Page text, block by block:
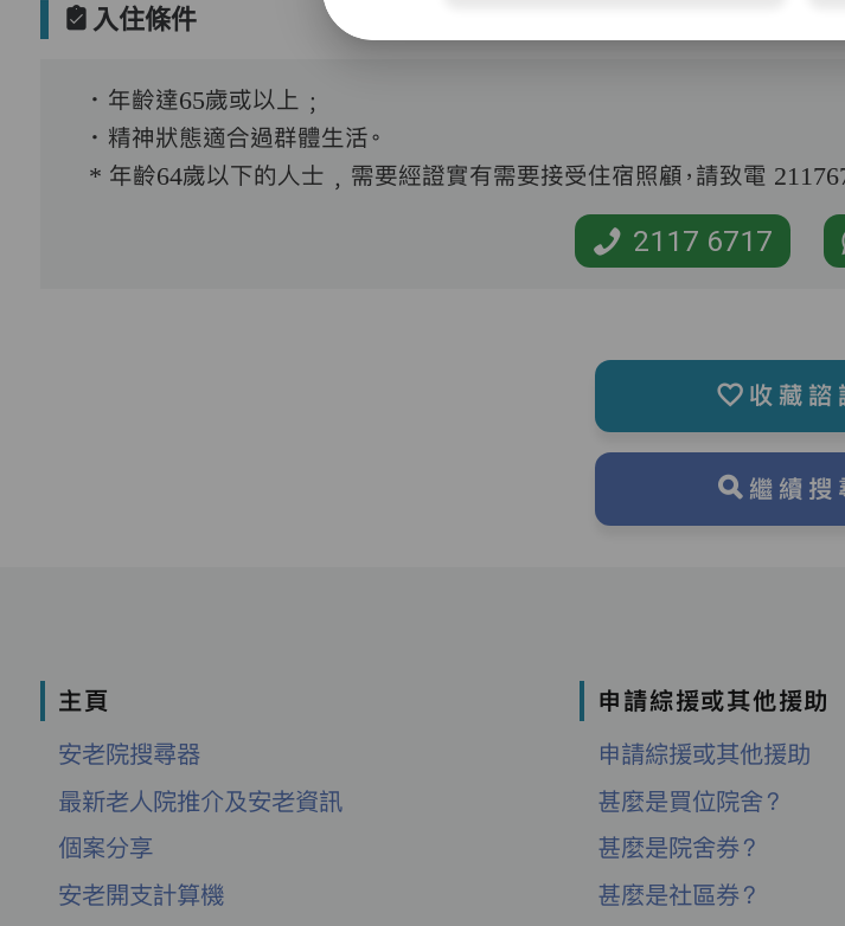
入住條件
．年齡達65歲或以上﹔
．精神狀態適合過群體生活。
* 年齡64歲以下的人士﹐需要經證實有需要接受住宿照顧，請致電
2117 6717
收藏諮
繼續搜
主頁
安老院搜尋器
最新老人院推介及安老資訊
個案分享
安老開支計算機
申請綜援或其他援助
申請綜援或其他援助
甚麼是買位院舍？
甚麼是院舍券？
甚麼是社區券？